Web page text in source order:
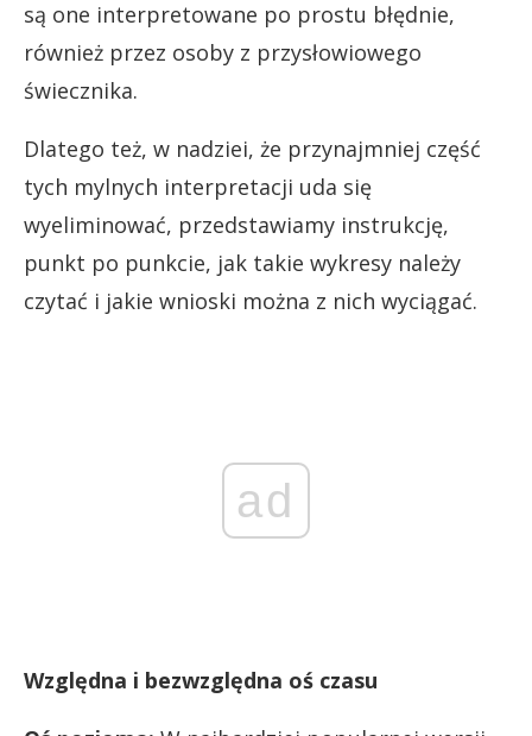
są one interpretowane po prostu błędnie,
również przez osoby z przysłowiowego
świecznika.
Dlatego też, w nadziei, że przynajmniej część
tych mylnych interpretacji uda się
wyeliminować, przedstawiamy instrukcję,
punkt po punkcie, jak takie wykresy należy
czytać i jakie wnioski można z nich wyciągać.
ad
Względna i bezwzględna oś czasu